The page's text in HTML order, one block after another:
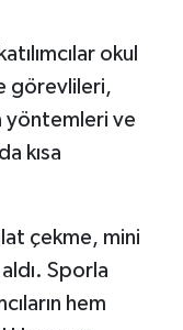
okul
görevlileri,
yöntemleri ve
kısa
çekme, mini
Sporla
hem